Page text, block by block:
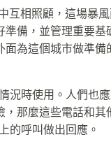
相照顧，這場暴
備，並管理重要基
為這個城市做準備
況時使用。人們也
那麼這些電話和其
的呼叫做出回應。​​